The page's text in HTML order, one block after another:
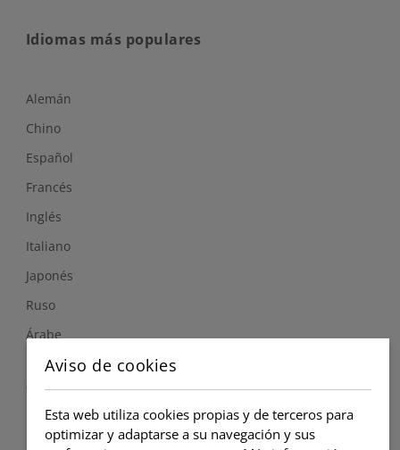
Idiomas más populares
Alemán
Chino
Español
Francés
Inglés
Italiano
Japonés
Ruso
Árabe
Instagram
Aviso de cookies
Esta web utiliza cookies propias y de terceros para
optimizar y adaptarse a su navegación y sus